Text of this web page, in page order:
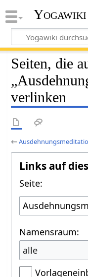
Yogawiki
Seiten, die
verlinken
←
Links auf
Seite:
Namensraum:
alle